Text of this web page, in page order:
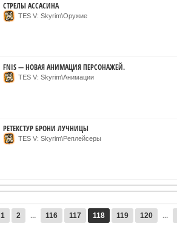
СТРЕЛЫ АССАСИНА
TES V: Skyrim\Оружие
FNIS — НОВАЯ АНИМАЦИЯ ПЕРСОНАЖЕЙ.
TES V: Skyrim\Анимации
РЕТЕКСТУР БРОНИ ЛУЧНИЦЫ
TES V: Skyrim\Реплейсеры
1 2 ... 116 117 118 119 120 ...